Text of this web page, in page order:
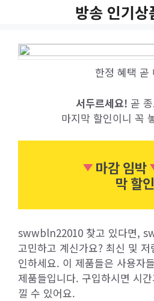
방송 인기상
한정 혜택 곧
서두르세요! 곧
마지막 할인이니 꼭
마감 임박
막 할인
swwbln22010 찾고 있다면,
고민하고 계신가요? 최신 및
인하세요. 이 제품들은 사용자
제품들입니다. 구입하시면 시
낄 수 있어요.